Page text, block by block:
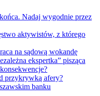
Nadaj wygodnie przez
aktywistów, z którego
na sądową wokandę
ekspertka” pisząca
przykrywką afery?
banku